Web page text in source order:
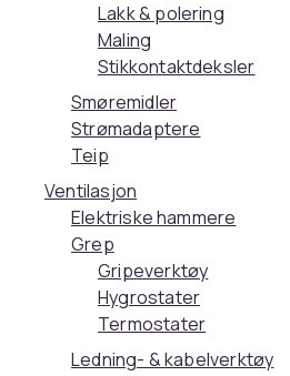
Lakk & polering
Maling
Stikkontaktdeksler
Smøremidler
Strømadaptere
Teip
Ventilasjon
Elektriske hammere
Grep
Gripeverktøy
Hygrostater
Termostater
Ledning- & kabelverktøy